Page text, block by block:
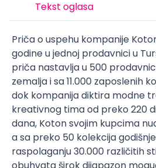
Tekst oglasa
Priča o uspehu kompanije
godine u jednoj prodavnici u
priča nastavlja u 500
zemalja i sa 11.000 zaposlenih
dok kompanija diktira modne
kreativnog tima od preko 220
dana, Koton svojim kupcima
a sa preko 50 kolekcija
raspolaganju 30.000 različitih